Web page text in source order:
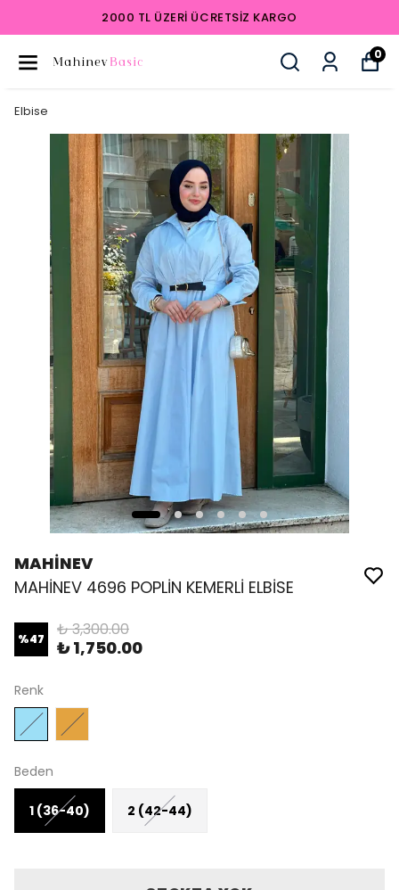
2000 TL ÜZERI ÜCRETSIZ KARGO
0
Elbise
MAHİNEV
MAHİNEV 4696 POPLİN KEMERLİ ELBİSE
%47 ₺ 3,300.00
₺ 1,750.00
Renk
Beden
1 (36-40) 2 (42-44)